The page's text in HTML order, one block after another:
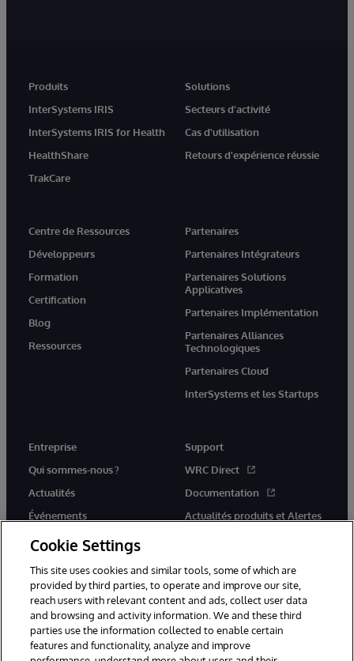
Produits
InterSystems IRIS
InterSystems IRIS for Health
HealthShare
TrakCare
Solutions
Secteurs d'activité
Cas d'utilisation
Retours d'expérience réussie
Centre de Ressources
Développeurs
Formation
Certification
Blog
Ressources
Partenaires
Partenaires Intégrateurs
Partenaires Solutions
Applicatives
Partenaires Implémentation
Partenaires Alliances
Technologiques
Partenaires Cloud
InterSystems et les Startups
Entreprise
Qui sommes-nous ?
Actualités
Événements
Rejoignez-nous
Support
WRC Direct
Documentation
Actualités produits et Alertes
© 1996-2026 InterSystems Corporation, Cambridge, MA. Tous droits
réservés.
Cookie Settings
This site uses cookies and similar tools, some of which are
provided by third parties, to operate and improve our site,
reach users with relevant content and ads, collect user data
and browsing and activity information. We and these third
parties use the information collected to enable certain
features and functionality, analyze and improve